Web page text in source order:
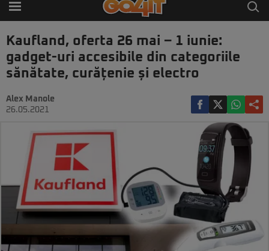
Kaufland, oferta 26 mai – 1 iunie:
gadget-uri accesibile din categoriile
sănătate, curățenie și electro
Alex Manole
26.05.2021